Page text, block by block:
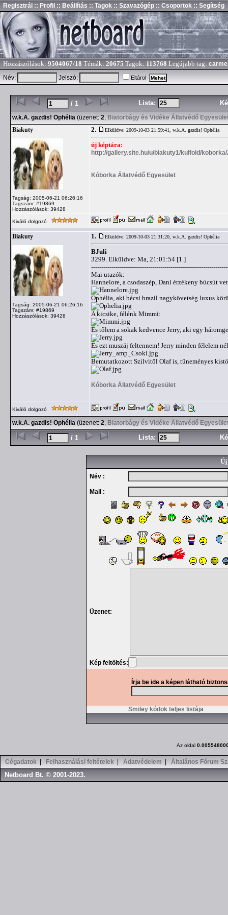
Regisztrál :: Profil :: Beállítás :: Tagok :: Szavazógép :: Csoportok :: Segítség
Hozzászólások: 9504067/18 Témák: 20675 Tagok: 113768 Legújabb tag:
Név:
Jelszó: Eltárol
/ 1 Lista:
w.k.A. gazdis! Ophélia (üzenet: 2, Biatorbágy és Vidéke Állatvédő
Biakuty
Tagság: 2005-06-21 06:26:16
Tagszám: #19869
Hozzászólások: 39428
2. Elküldve: 2009-10-03 21:59:41, w.k.A. gazdis! Ophélia
új képtára:
http://gallery.site.hu/u/biakuty1/kulfold/koborka/
Kóborka Állatvédő Egyesület
Kiváló dolgozó
Biakuty
Tagság: 2005-06-21 06:26:16
Tagszám: #19869
Hozzászólások: 39428
1. Elküldve: 2009-10-03 21:31:20, w.k.A. gazdis! Ophélia
BJuli
3299. Elküldve: Ma, 21:01:54 [1.]
Mai utazók:
Hannelore, a csodaszép, Dani érzékeny búcsút
Ophélia, aki bécsi brazil nagykövetség luxus
A kicsike, félénk Mimmi:
És tőlem a sokak kedvence Jerry, aki egy
És ezt muszáj feltennem! Jerry minden félelem
Bemutatkozott Szilvitől Olaf is, tüneményes
Kóborka Állatvédő Egyesület
Kiváló dolgozó
w.k.A. gazdis! Ophélia (üzenet: 2, Biatorbágy és Vidéke Állatvédő
/ 1 Lista:
Új
Név :
Mail :
Üzenet:
Kép feltöltés:
Írja be ide a képen látható
Smiley kódok teljes listája
Az oldal
Cégadatok Felhasználási feltételek Adatvédelem Általános Fórum
Netboard Bt. © 2001-2023.